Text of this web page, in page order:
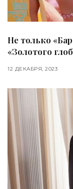
Не только
«Золотого
12 ДЕКАБРЯ, 2023